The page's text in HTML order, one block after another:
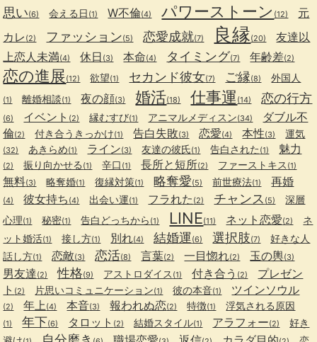
思い(6) 会える日 (1) W不倫(4) パワーストーン (12)
元
カレ (2) ファッション(5) 恋愛成就(7) 良縁(20)
友達以
上恋人未満(4) 休日 (3) 本命(4) タイミング(7) 年齢差(2)
恋の進展(12) 欲望(1) セカンド彼女(7) ご縁(8) 外国人
(1) 離婚相談(1) 夜の顔(3) 婚活(18) 仕事運 (14) 恋の行方
(6) イベント (2) 縁むすび(1) アニマルメディスン(34)
ダブル不
倫(2) 付き合うきっかけ(1) 告白失敗(3) 恋愛(4) 本性(3) 運気
(32) あきらめ(1) ライン(3) 友達の彼氏(1) 告白された (1) 魅力
(2) 振り向かせる (1) 辛口 (1) 長所と短所(2) ファーストキス (1)
無料(3) 略奪婚(1) 復縁対策(1) 略奪愛(5) 前世療法(1) 再婚
(4) 彼女持ち (4) 出会い運(1) フラれた (2) チャンス (5)
深層
心理(1) 秘密(1) 告白どっちから (1) LINE(11) ネット恋愛(2)
ネ
ット婚活(1) 接し方(1) 別れ(4) 結婚運(6) 選択肢(7)
好きな人
話し方(1) 恋敵(3) 恋活(8) 言葉(2) 一目惚れ(2) 玉の輿(3)
男友達(2) 性格(9) アストロダイス (1) 付き合う (2)
プレゼン
ト (2) 片思いコミュニケーション(1) 彼の本音(1) ツインソウル
(2) 年上 (4) 本音(3) 報われぬ恋(2) 特徴(1) 浮気される原因
(1) 年下(6) タロット (2) 結婚スタイル(1) アラフォー(2)
好き